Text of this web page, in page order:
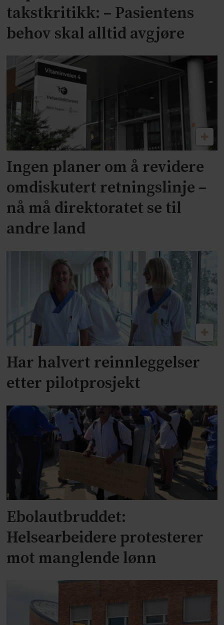
takstkritikk: – Pasientens
behov skal alltid avgjøre
Ingen planer om å revidere
omdiskutert retningslinje –
nå må direktoratet se til
andre land
Har halvert reinnleggelser
etter pilotprosjekt
Ebolautbruddet:
Helsearbeidere protesterer
mot manglende lønn